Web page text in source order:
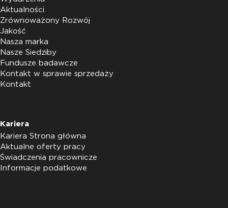
Aktualności
Zrównoważony Rozwój
Jakość
Nasza marka
Nasze Siedziby
Fundusze badawcze
Kontakt w sprawie sprzedaży
Kontakt
Kariera
Kariera Strona główna
Aktualne oferty pracy
Świadczenia pracownicze
Informacje podatkowe